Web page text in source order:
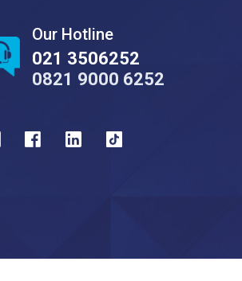
Our Hotline
021 3506252
0821 9000 6252